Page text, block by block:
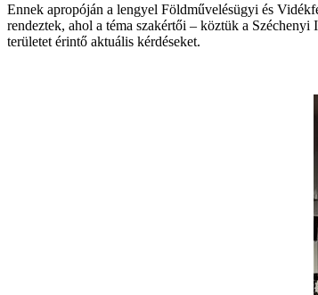
Ennek apropóján a lengyel Földművelésügyi és
rendeztek, ahol a téma szakértői – köztük a
területet érintő aktuális kérdéseket.